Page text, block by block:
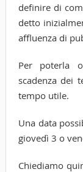
definire di
detto
affluenza di
Per poterla
scadenza dei
tempo utile.
Una data
giovedì 3 o
Chiediamo